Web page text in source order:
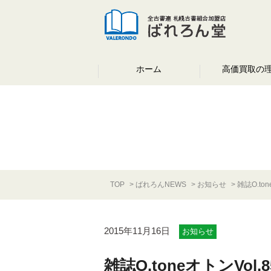
ホーム 高価買取の
TOP ばれろんNEWS お知らせ 雑誌
2015年11月16日 お知らせ
雑誌O.toneオトン